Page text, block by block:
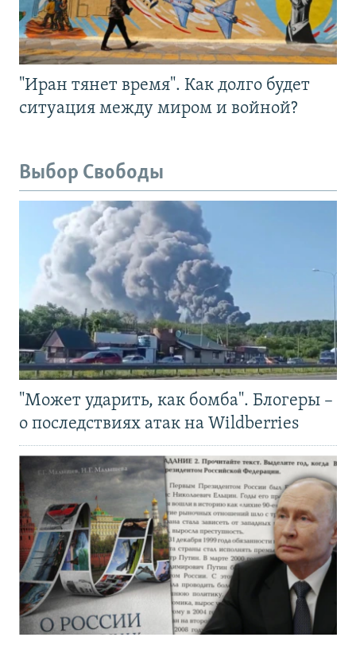
"Иран тянет время". Как долго будет
ситуация между миром и войной?
Выбор Свободы
"Может ударить, как бомба". Блогеры –
о последствиях атак на Wildberries